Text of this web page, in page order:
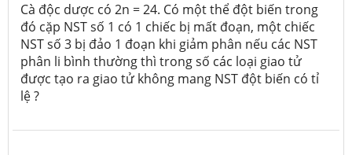
Cà độc dược có 2n = 24. Có một thể đột biến trong
đó cặp NST số 1 có 1 chiếc bị mất đoạn, một chiếc
NST số 3 bị đảo 1 đoạn khi giảm phân nếu các NST
phân li bình thường thì trong số các loại giao tử
được tạo ra giao tử không mang NST đột biến có tỉ
lệ ?